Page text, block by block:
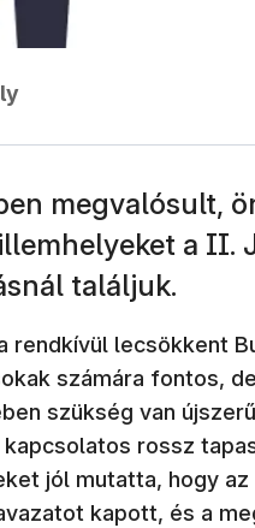
megvalósult,
a II.
találjuk.
rendkívül lecsökkent
számára fontos,
szükség van újszerű
rossz
jól mutatta, hogy
kapott, és a